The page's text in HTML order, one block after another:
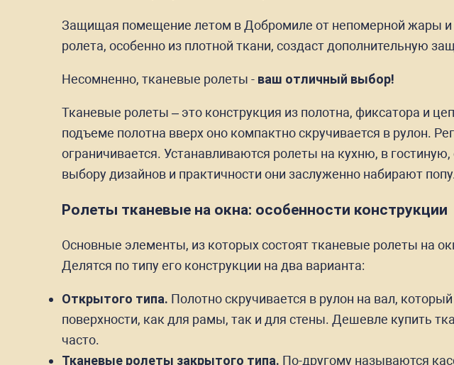
Защищая помещение летом в Добромиле от непомерной жары и
ролета, особенно из плотной ткани, создаст дополнительную
Несомненно, тканевые ролеты - ваш отличный выбор!
Тканевые ролеты – это конструкция из полотна, фиксатора и
подъеме полотна вверх оно компактно скручивается в рулон.
ограничивается. Устанавливаются ролеты на кухню, в
выбору дизайнов и практичности они заслуженно набирают
Ролеты тканевые на окна: особенности конструкции
Основные элементы, из которых состоят тканевые ролеты на
Делятся по типу его конструкции на два варианта:
Открытого типа. Полотно скручивается в рулон на вал,
поверхности, как для рамы, так и для стены. Дешевле купить
часто.
Тканевые ролеты закрытого типа. По-другому называются